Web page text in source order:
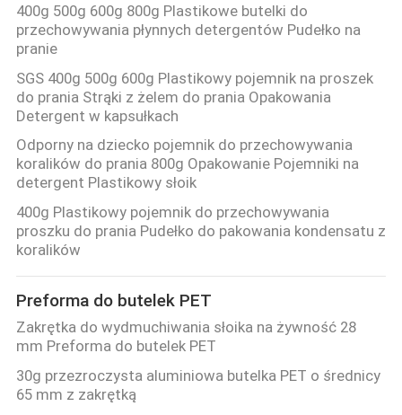
400g 500g 600g 800g Plastikowe butelki do
przechowywania płynnych detergentów Pudełko na
pranie
SGS 400g 500g 600g Plastikowy pojemnik na proszek
do prania Strąki z żelem do prania Opakowania
Detergent w kapsułkach
Odporny na dziecko pojemnik do przechowywania
koralików do prania 800g Opakowanie Pojemniki na
detergent Plastikowy słoik
400g Plastikowy pojemnik do przechowywania
proszku do prania Pudełko do pakowania kondensatu z
koralików
Preforma do butelek PET
Zakrętka do wydmuchiwania słoika na żywność 28
mm Preforma do butelek PET
30g przezroczysta aluminiowa butelka PET o średnicy
65 mm z zakrętką